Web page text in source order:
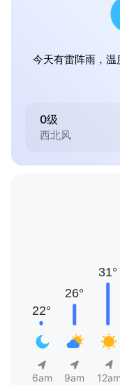
今天有雷阵雨，
0级
西北风
6am 9am 12am